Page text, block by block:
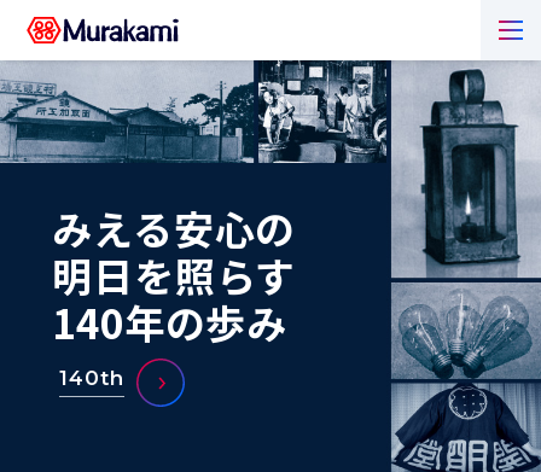
・
Clear reassurance inspires your actions
みえる安心の
明日を照らす
140年の歩み
140th
・
Clear reassurance inspires your actions